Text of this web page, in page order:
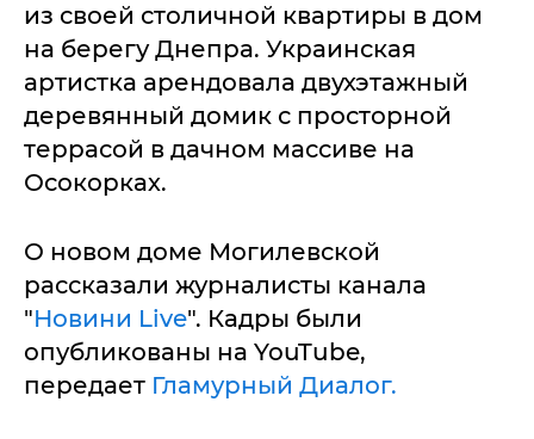
из своей столичной квартиры в дом
на берегу Днепра. Украинская
артистка арендовала двухэтажный
деревянный домик с просторной
террасой в дачном массиве на
Осокорках.
О новом доме Могилевской
рассказали журналисты канала
"Новини Live". Кадры были
опубликованы на YouTube,
передает Гламурный Диалог.